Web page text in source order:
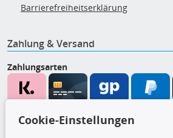
Barrierefreiheitserklärung
Zahlung & Versand
Zahlungsarten
Cookie-Einstellungen